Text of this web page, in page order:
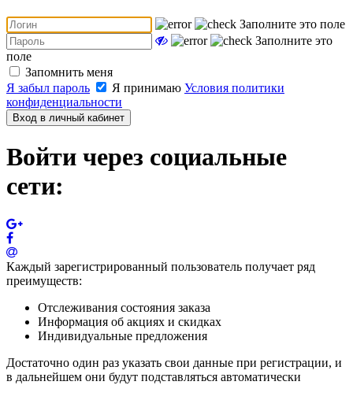
Заполните это поле
Заполните это
поле
Запомнить меня
Я забыл пароль
Я принимаю Условия политики
конфиденциальности
Вход в личный кабинет
Войти через социальные
сети:
Каждый зарегистрированный пользователь получает ряд
преимуществ:
Отслеживания состояния заказа
Информация об акциях и скидках
Индивидуальные предложения
Достаточно один раз указать свои данные при регистрации, и
в дальнейшем они будут подставляться автоматически